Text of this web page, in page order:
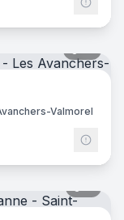
Valmorel